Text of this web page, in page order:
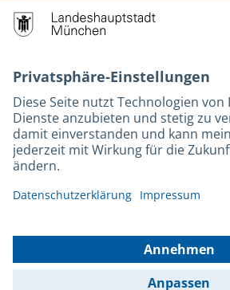
Barrierefreiheit
Leichte Sprache
Gebärdensprache
Datenschutz
Kontakt
© 2026 Portal München Betriebs GmbH & Co.
Landeshauptstadt München und der